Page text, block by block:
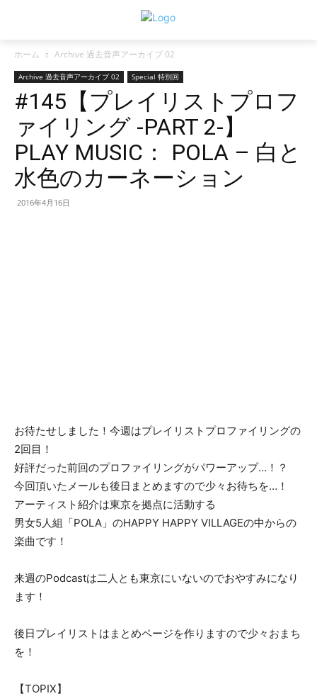
ホーム Archive 過去音声アーカイブ 02
Archive 過去音声アーカイブ 02 Special 特別回
#145【プレイリストプロフ
ァイリング -PART 2-】
PLAY MUSIC： POLA – 白と
水色のカーネーション
2016年4月16日
お待たせしました！今週はプレイリストプロファイリングの
2回目！
好評だった前回のプロファイリングがパワーアップ…！？
今回頂いたメールも後日まとめますので少々お待ちを…！
アーティスト紹介は東京を拠点に活動する
男女5人組「POLA」のHAPPY HAPPY VILLAGEの中からの
楽曲です！
来週のPodcastは二人とも東京にいないのでおやすみになり
ます！
後日プレイリストはまとめページを作りますので少々おまち
を！
【TOPIX】